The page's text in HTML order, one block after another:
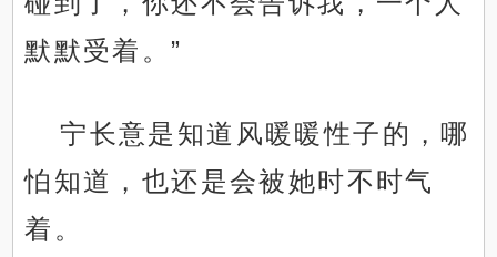
默默受着。”
宁长意是知道风暖暖性子的，哪
怕知道，也还是会被她时不时气
着。